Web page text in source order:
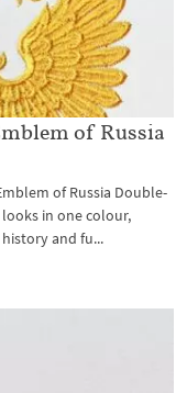
of Russia
of Russia Double-
in one colour,
and fu...